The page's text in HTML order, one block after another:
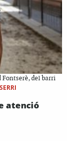
del barri
atenció